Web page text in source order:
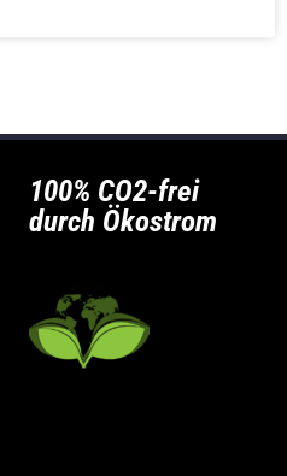
100% CO2-frei
durch Ökostrom